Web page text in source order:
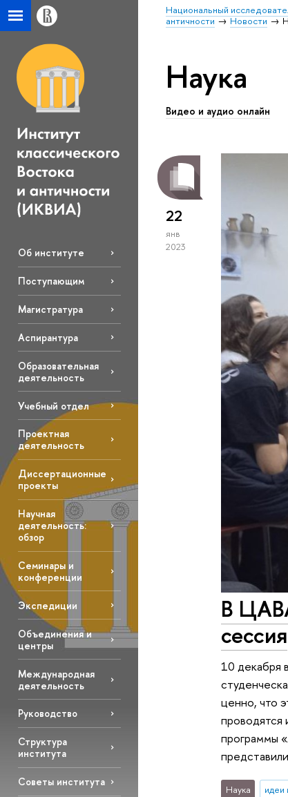
Национальный
античности
Новости
Об институте
Поступающим
Магистратура
Аспирантура
Образовательная
деятельность
Учебный отдел
Проектная
деятельность
Диссертационные
проекты
Научная
деятельность:
обзор
Семинары и
конференции
Экспедиции
Объединения и
центры
Международная
деятельность
Руководство
Структура
института
Советы института
Наука
Видео и аудио онлайн
22
янв
2023
В
сессия
10 декабря
ценно, что
проводятся
программы
Наука идеи